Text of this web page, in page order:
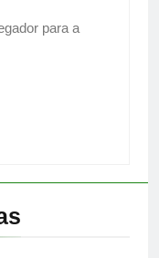
para a